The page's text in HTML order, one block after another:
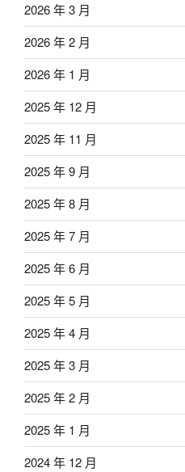
2026 年 3 月
2026 年 2 月
2026 年 1 月
2025 年 12 月
2025 年 11 月
2025 年 9 月
2025 年 8 月
2025 年 7 月
2025 年 6 月
2025 年 5 月
2025 年 4 月
2025 年 3 月
2025 年 2 月
2025 年 1 月
2024 年 12 月